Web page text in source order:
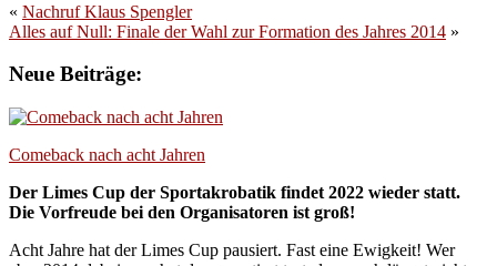
« Nachruf Klaus Spengler
Alles auf Null: Finale der Wahl zur Formation des Jahres 2014 »
Neue Beiträge:
Comeback nach acht Jahren
Der Limes Cup der Sportakrobatik findet 2022 wieder statt.
Die Vorfreude bei den Organisatoren ist groß!
Acht Jahre hat der Limes Cup pausiert. Fast eine Ewigkeit! Wer